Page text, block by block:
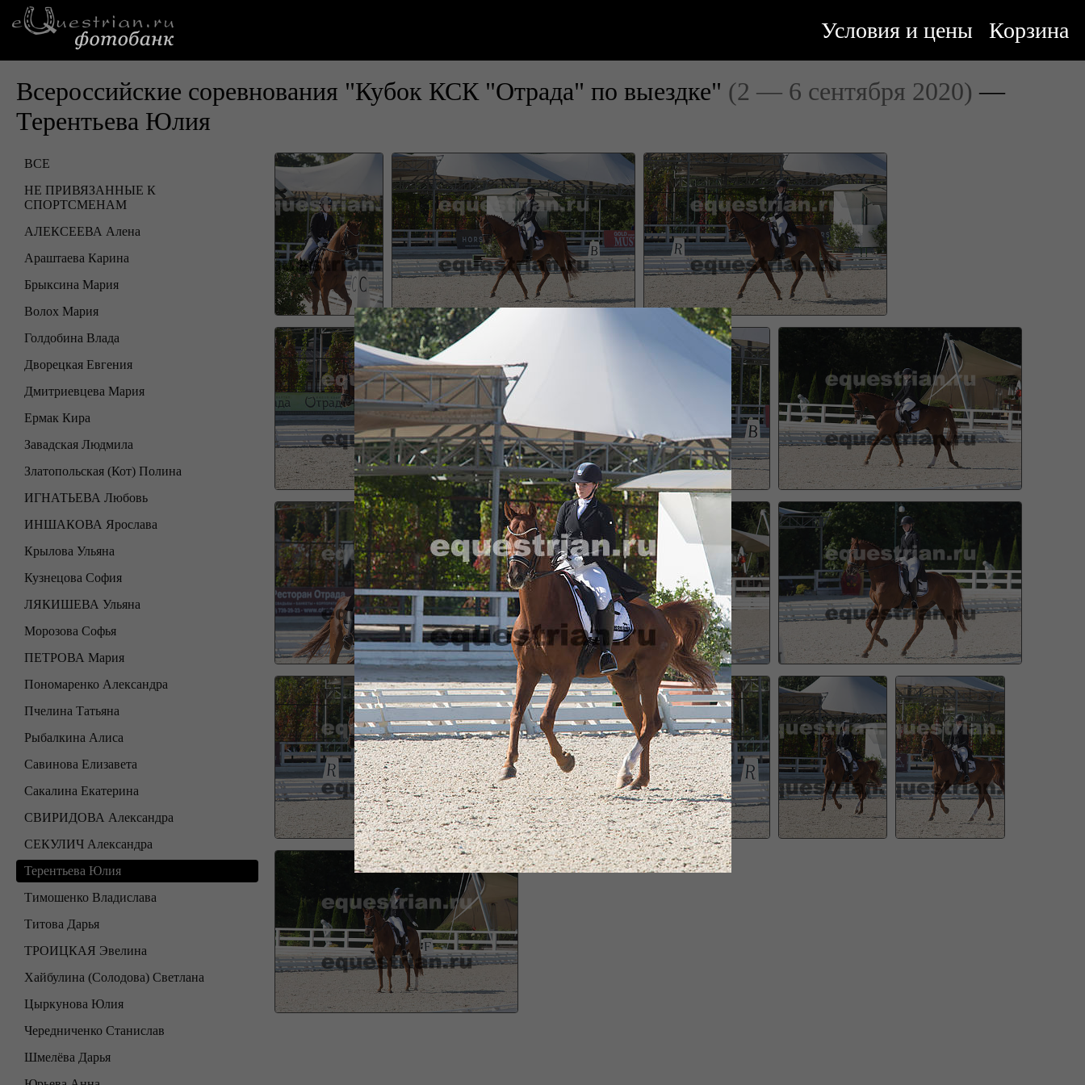
Корзина
Условия и цены
Всероссийские соревнования "Кубок КСК "Отрада" по выездке" (2 — 6 сентября 2020) —
Терентьева Юлия
ВСЕ
НЕ ПРИВЯЗАННЫЕ К
СПОРТСМЕНАМ
АЛЕКСЕЕВА Алена
Араштаева Карина
Брыксина Мария
Волох Мария
Голдобина Влада
Дворецкая Евгения
Дмитриевцева Мария
Ермак Кира
Завадская Людмила
Златопольская (Кот) Полина
ИГНАТЬЕВА Любовь
ИНШАКОВА Ярослава
Крылова Ульяна
Кузнецова София
ЛЯКИШЕВА Ульяна
Морозова Софья
ПЕТРОВА Мария
Пономаренко Александра
Пчелина Татьяна
Рыбалкина Алиса
Савинова Елизавета
Сакалина Екатерина
СВИРИДОВА Александра
СЕКУЛИЧ Александра
Терентьева Юлия
Тимошенко Владислава
Титова Дарья
ТРОИЦКАЯ Эвелина
Хайбулина (Солодова) Светлана
Цыркунова Юлия
Чередниченко Станислав
Шмелёва Дарья